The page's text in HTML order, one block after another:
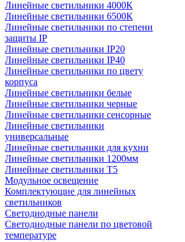
Линейные светильники 4000К
Линейные светильники 6500К
Линейные светильники по степени
защиты IP
Линейные светильники IP20
Линейные светильники IP40
Линейные светильники по цвету
корпуса
Линейные светильники белые
Линейные светильники черные
Линейные светильники сенсорные
Линейные светильники
универсальные
Линейные светильники для кухни
Линейные светильники 1200мм
Линейные светильники Т5
Модульное освещение
Комплектующие для линейных
светильников
Светодиодные панели
Светодиодные панели по цветовой
температуре